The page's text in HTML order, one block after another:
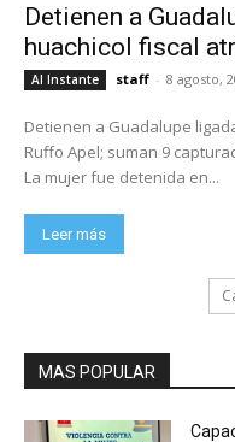
Detienen a
huachicol fiscal
Al Instante staff - 8 agosto,
Detienen a Guadalupe
Ruffo Apel; suman 9
La mujer fue detenida en...
Leer más
MAS POPULAR